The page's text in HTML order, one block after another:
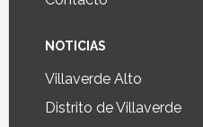
NOTICIAS
Villaverde Alto
Distrito de Villaverde